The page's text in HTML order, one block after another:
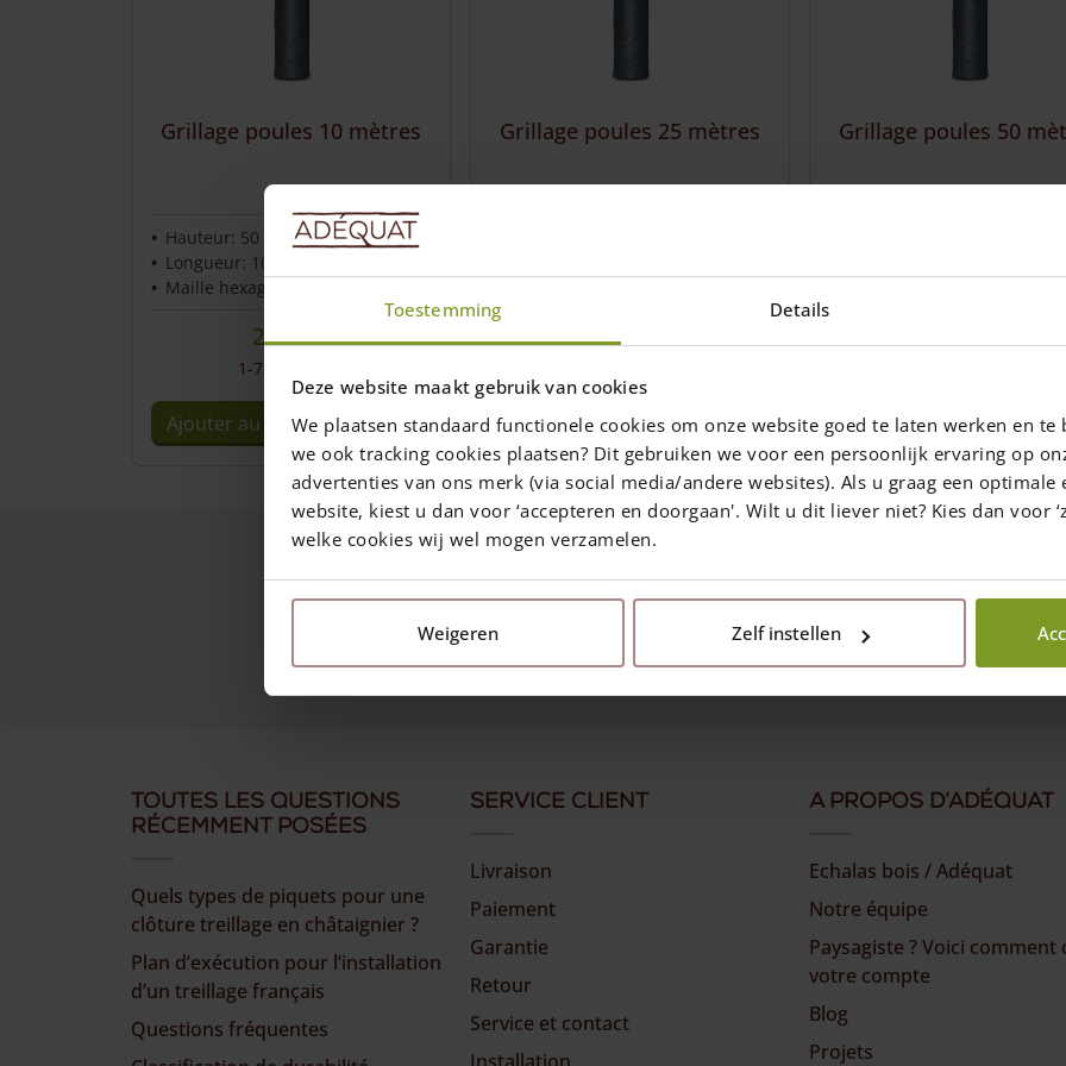
Toestemming Details
Deze website maakt gebruik van cookies
We plaatsen standaard functionele cookies om onze website goed te laten werken en
we ook tracking cookies plaatsen? Dit gebruiken we voor een persoonlijk ervaring op
advertenties van ons merk (via social media/andere websites). Als u graag een
website, kiest u dan voor ‘accepteren en doorgaan'. Wilt u dit liever niet? Kies dan voor
welke cookies wij wel mogen verzamelen.
Weigeren Zelf instellen
Grillage poules 10 mètres
Hauteur: 50 cm
Longueur: 10 m
Maille hexagonale
24,00€
1-7 semaines
Ajouter au panier
Grillage poules 25 mètres
46,00
Ajouter au panier
Grillage poules 50
Ajouter au panier
Follow us
Toutes les questions
récemment posées
Quels types de piquets pour une
clôture treillage en châtaignier ?
Plan d’exécution pour l’installation
d’un treillage français
Questions fréquentes
Service client
Livraison
Paiement
Garantie
Retour
Service et contact
A propos d’Adéquat
Echalas bois / Adéquat
Notre équipe
Paysagiste ? Voici comment
votre compte
Blog
Projets